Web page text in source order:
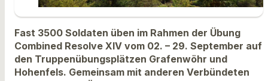
Fast 3500 Soldaten üben im Rahmen der Übung
Combined Resolve XIV vom 02. – 29. September auf
den Truppenübungsplätzen Grafenwöhr und
Hohenfels. Gemeinsam mit anderen Verbündeten